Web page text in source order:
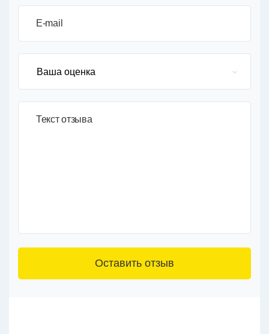
E-mail
Текст отзыва